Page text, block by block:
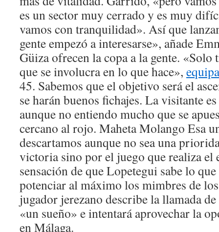
es un sector muy cerrado y es muy
vamos con tranquilidad». Así que
gente empezó a interesarse», añade
Güiza ofrecen la copa a la gente. «Solo
que se involucra en lo que hace»,
45. Sabemos que el objetivo será el
se harán buenos fichajes. La visitante
aunque no entiendo mucho que se
cercano al rojo. Maheta Molango Esa
descartamos aunque no sea una
victoria sino por el juego que realiza el
sensación de que Lopetegui sabe lo
potenciar al máximo los mimbres de
jugador jerezano describe la llamada
«un sueño» e intentará aprovechar la
en Málaga.